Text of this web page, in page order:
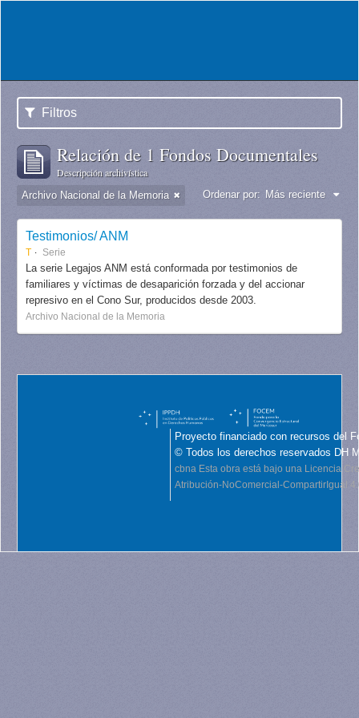
Filtros
Relación de 1 Fondos Documentales
Descripción archivística
Archivo Nacional de la Memoria Ordenar por: Más reciente
Testimonios/ ANM
T Serie
La serie Legajos ANM está conformada por testimonios de
familiares y víctimas de desaparición forzada y del accionar
represivo en el Cono Sur, producidos desde 2003.
Archivo Nacional de la Memoria
Proyecto financiado con recursos del
© Todos los derechos reservados DH
cbna Esta obra está bajo una Licencia
Atribución-NoComercial-CompartirIgual